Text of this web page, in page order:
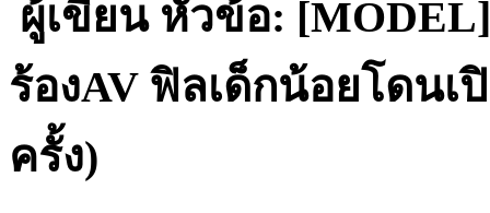
ผู้เขียนหัวข้อ:
ร้องAV ฟิลเด็กน้อยโดนเ
ครั้ง)